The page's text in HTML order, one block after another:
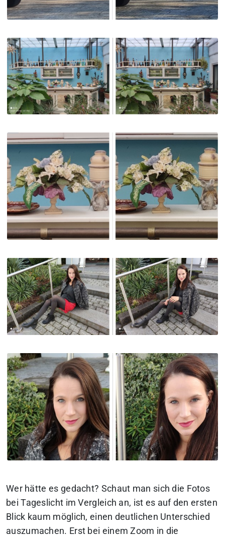
Wer hätte es gedacht? Schaut man sich die Fotos
bei Tageslicht im Vergleich an, ist es auf den ersten
Blick kaum möglich, einen deutlichen Unterschied
auszumachen. Erst bei einem Zoom in die